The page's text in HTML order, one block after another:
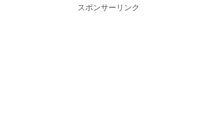
スポンサーリンク